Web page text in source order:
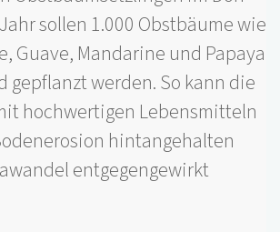
sollen 1.000 Obstbäume wie
Guave, Mandarine und Papaya
gepflanzt werden. So kann die
hochwertigen Lebensmitteln
hintangehalten
entgegengewirkt